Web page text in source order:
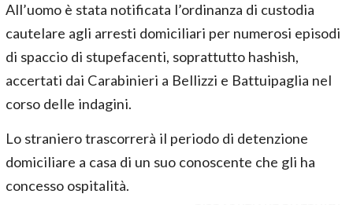
All’uomo è stata notificata l’ordinanza di custodia
cautelare agli arresti domiciliari per numerosi episodi
di spaccio di stupefacenti, soprattutto hashish,
accertati dai Carabinieri a Bellizzi e Battuipaglia nel
corso delle indagini.
Lo straniero trascorrerà il periodo di detenzione
domiciliare a casa di un suo conoscente che gli ha
concesso ospitalità.